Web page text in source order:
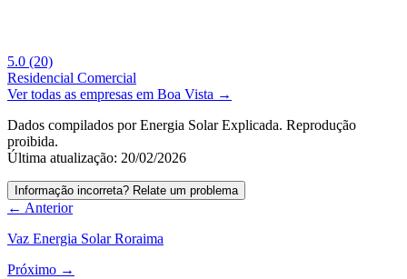
5.0 (20)
Residencial Comercial
Ver todas as empresas em Boa Vista →
Dados compilados por Energia Solar Explicada. Reprodução
proibida.
Última atualização: 20/02/2026
Informação incorreta? Relate um problema
← Anterior
Vaz Energia Solar Roraima
Próximo →